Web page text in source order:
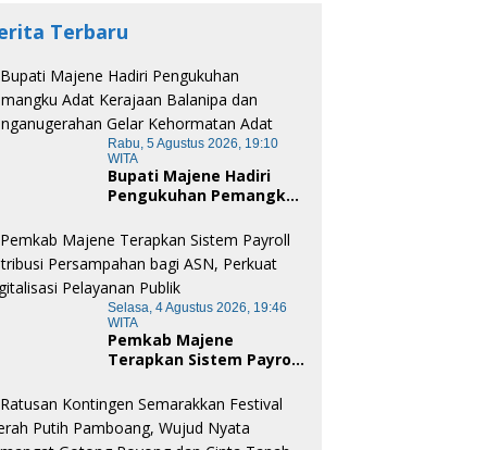
Terbaru
Rabu, 5 Agustus 2026, 19:10
WITA
Bupati Majene Hadiri
Pengukuhan Pemangku
dan Penganugerahan
Gelar Kehormatan Adat
Selasa, 4 Agustus 2026, 19:46
WITA
Pemkab Majene
Terapkan Sistem Payroll
bagi ASN, Perkuat
Digitalisasi Pelayanan
Publik